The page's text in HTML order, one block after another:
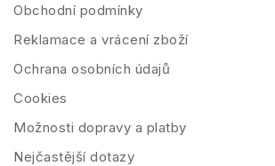
Obchodní podmínky
Reklamace a vrácení zboží
Ochrana osobních údajů
Cookies
Možnosti dopravy a platby
Nejčastější dotazy